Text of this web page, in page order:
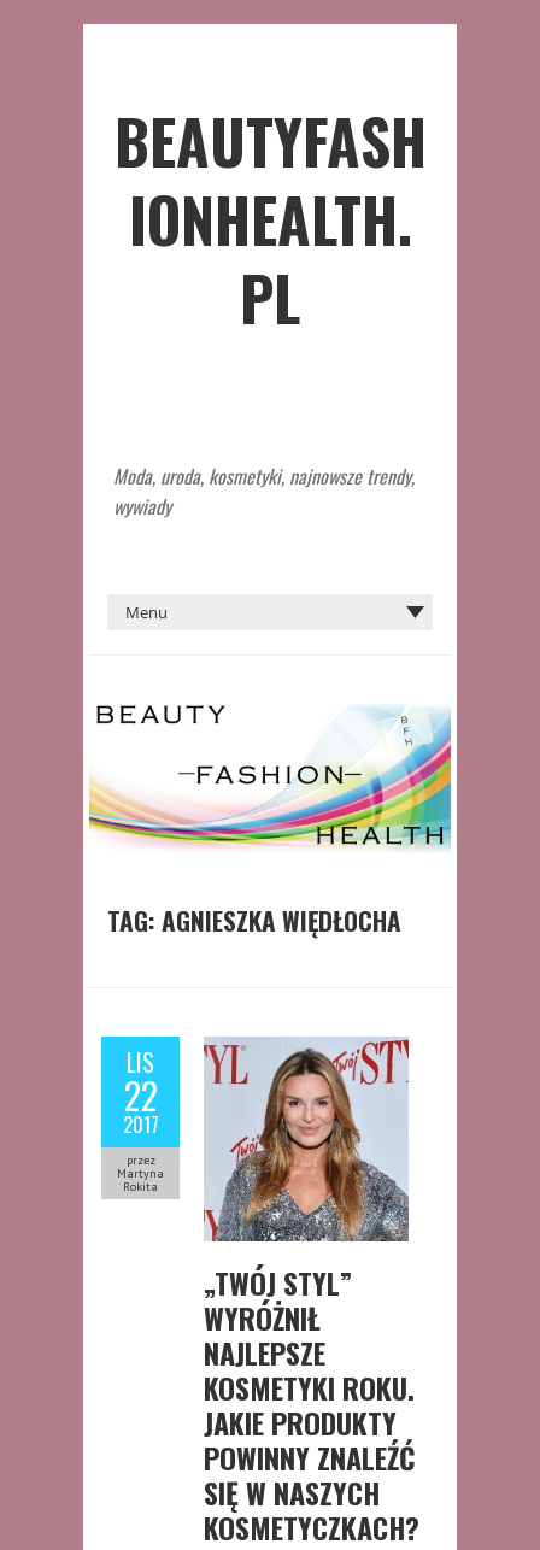
BEAUTYFASH
IONHEALTH.
PL
Moda, uroda, kosmetyki, najnowsze trendy,
wywiady
TAG:AGNIESZKA WIĘDŁOCHA
LIS
22
2017
przez
Martyna
Rokita
„TWÓJ STYL”
WYRÓŻNIŁ
NAJLEPSZE
KOSMETYKI ROKU.
JAKIE PRODUKTY
POWINNY ZNALEŹĆ
SIĘ W NASZYCH
KOSMETYCZKACH?